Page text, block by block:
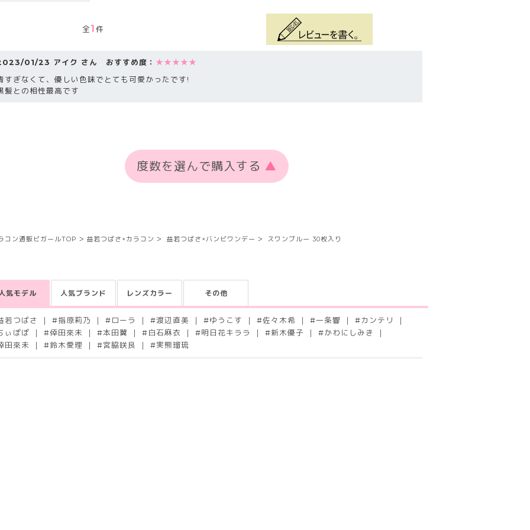
全 1件
01/23 アイク さん おすすめ度： ★★★★★
すぎなくて、優しい色味でとても可愛かったです!
髪との相性最高です
度数を選んで購入する ▲
コン通販ビガールTOP 益若つばさ×カラコン 益若つばさ×バンビワンデー スワンブルー 30枚入り
気モデル 人気ブランド レンズカラー その他
若つばさ #指原莉乃 # ローラ #渡辺直美 #ゆうこす #佐々木希 #一条響 # カンテリ
ぃぽぽ
#倖田來未 #本田翼 # 白石麻衣 #明日花キララ #新木優子 #かわにしみき
田來未
#鈴木愛理 #宮脇咲良 #実熊瑠琉